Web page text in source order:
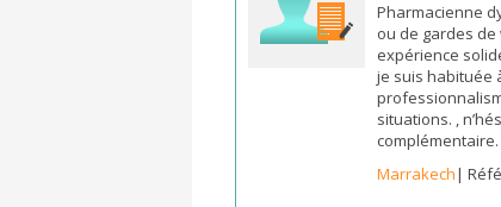
Pharmacienne
ou de gardes de
expérience
je suis habituée
situations. ,
Marrakech|